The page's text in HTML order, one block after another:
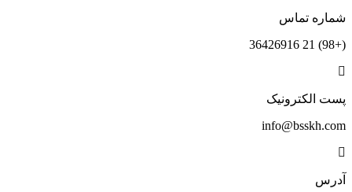
شماره تماس
(+98) 21 36426916
پست الکترونیک
info@bsskh.com
آدرس